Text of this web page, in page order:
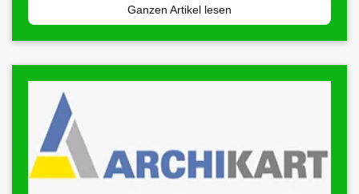
Ganzen Artikel lesen